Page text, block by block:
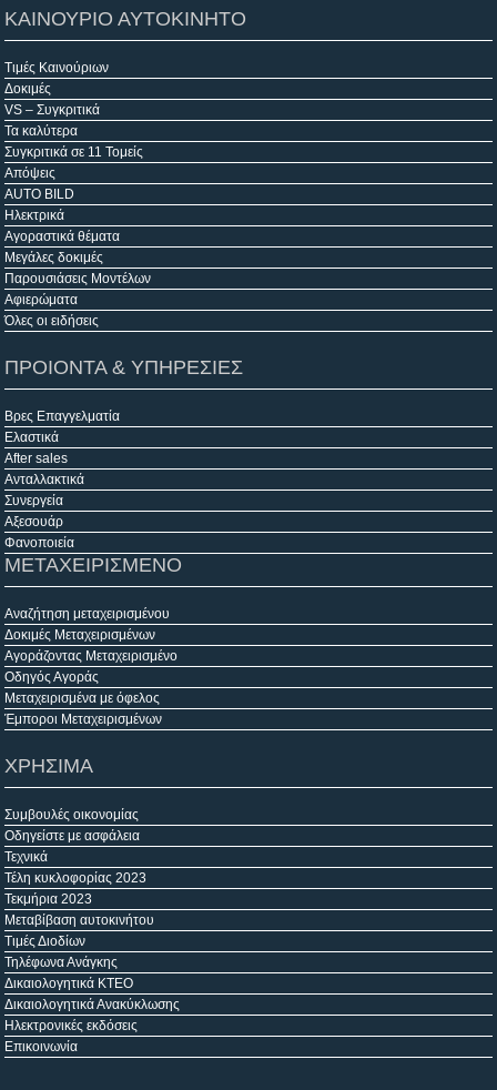
ΚΑΙΝΟΥΡΙΟ ΑΥΤΟΚΙΝΗΤΟ
Τιμές Καινούριων
Δοκιμές
VS – Συγκριτικά
Τα καλύτερα
Συγκριτικά σε 11 Τομείς
Απόψεις
AUTO BILD
Ηλεκτρικά
Αγοραστικά θέματα
Μεγάλες δοκιμές
Παρουσιάσεις Μοντέλων
Αφιερώματα
Όλες οι ειδήσεις
ΠΡΟΙΟΝΤΑ & ΥΠΗΡΕΣΙΕΣ
Βρες Επαγγελματία
Ελαστικά
After sales
Ανταλλακτικά
Συνεργεία
Αξεσουάρ
Φανοποιεία
ΜΕΤΑΧΕΙΡΙΣΜΕΝΟ
Αναζήτηση μεταχειρισμένου
Δοκιμές Μεταχειρισμένων
Αγοράζοντας Μεταχειρισμένο
Οδηγός Αγοράς
Μεταχειρισμένα με όφελος
Έμποροι Μεταχειρισμένων
ΧΡΗΣΙΜΑ
Συμβουλές οικονομίας
Οδηγείστε με ασφάλεια
Τεχνικά
Τέλη κυκλοφορίας 2023
Τεκμήρια 2023
Μεταβίβαση αυτοκινήτου
Τιμές Διοδίων
Τηλέφωνα Ανάγκης
Δικαιολογητικά ΚΤΕΟ
Δικαιολογητικά Ανακύκλωσης
Ηλεκτρονικές εκδόσεις
Επικοινωνία